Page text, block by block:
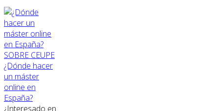
SOBRE CEUPE
¿Dónde hacer
un máster
online en
España?
¿Interesado en